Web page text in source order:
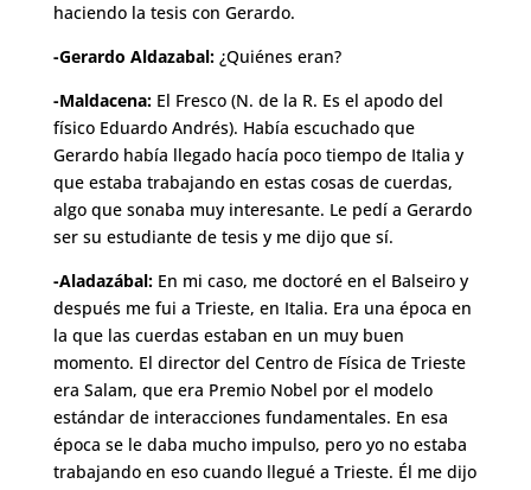
haciendo la tesis con Gerardo.
-Gerardo Aldazabal:¿Quiénes eran?
-Maldacena:El Fresco (N. de la R. Es el apodo del
físico Eduardo Andrés). Había escuchado que
Gerardo había llegado hacía poco tiempo de Italia y
que estaba trabajando en estas cosas de cuerdas,
algo que sonaba muy interesante. Le pedí a Gerardo
ser su estudiante de tesis y me dijo que sí.
-Aladazábal:En mi caso, me doctoré en el Balseiro y
después me fui a Trieste, en Italia. Era una época en
la que las cuerdas estaban en un muy buen
momento. El director del Centro de Física de Trieste
era Salam, que era Premio Nobel por el modelo
estándar de interacciones fundamentales. En esa
época se le daba mucho impulso, pero yo no estaba
trabajando en eso cuando llegué a Trieste. Él me dijo